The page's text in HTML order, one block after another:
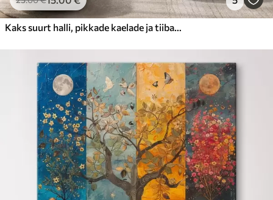
Kaks suurt halli, pikkade kaelade ja tiibadega kraanat, mis seisavad puudest ümbritsetud udujärves